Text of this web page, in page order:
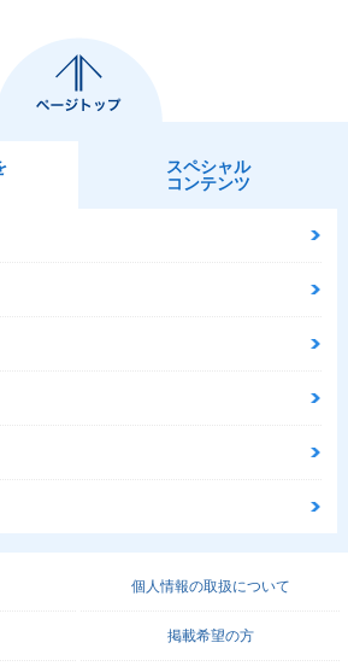
スペシャル
コンテンツ
個人情報の取扱について
掲載希望の方